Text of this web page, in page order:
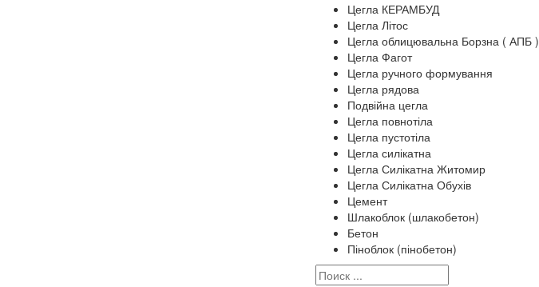
Цегла КЕРАМБУД
Цегла Літос
Цегла облицювальна Борзна ( АПБ )
Цегла Фагот
Цегла ручного формування
Цегла рядова
Подвійна цегла
Цегла повнотіла
Цегла пустотіла
Цегла силікатна
Цегла Силікатна Житомир
Цегла Силікатна Обухів
Цемент
Шлакоблок (шлакобетон)
Бетон
Піноблок (пінобетон)